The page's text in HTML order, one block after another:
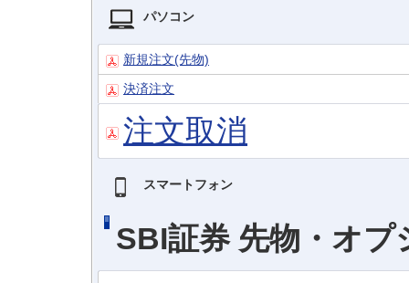
パソコン
新規注文(先物)
決済注文
注文取消
スマートフォン
SBI証券 先物・オプ